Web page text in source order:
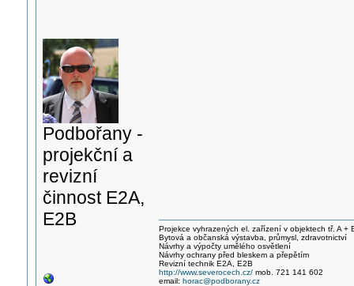
Podbořany -
projekční a
revizní
činnost E2A,
E2B
Projekce vyhrazených el. zařízení v objektech tř. A +
Bytová a občanská výstavba, průmysl, zdravotnictví
Návrhy a výpočty umělého osvětlení
Návrhy ochrany před bleskem a přepětím
Revizní technik E2A, E2B
http://www.severocech.cz/mob. 721 141 602
email: horac@podborany.cz